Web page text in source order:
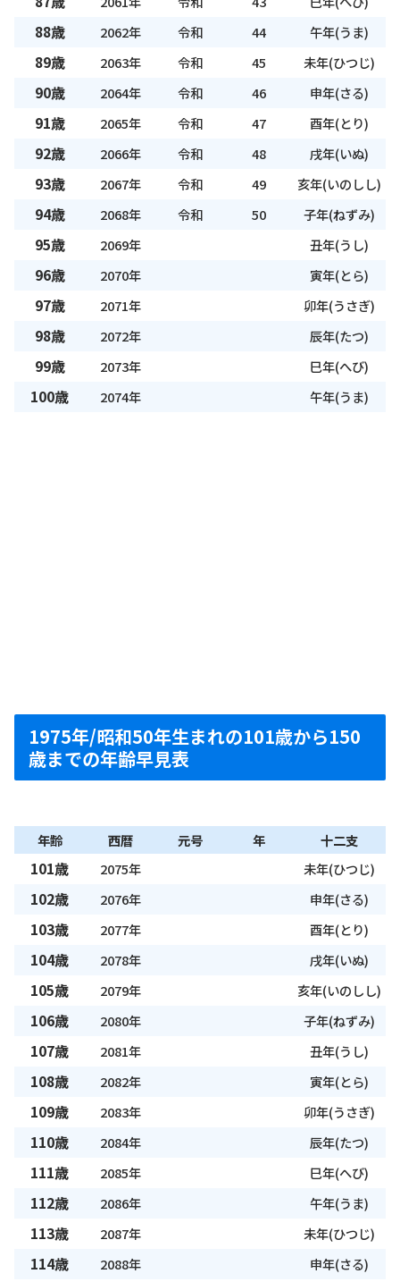
88歳 2062年 令和 44 午年(うま)
89歳 2063年 令和 45 未年(ひつじ)
90歳 2064年 令和 46 申年(さる)
91歳 2065年 令和 47 酉年(とり)
92歳 2066年 令和 48 戌年(いぬ)
93歳 2067年 令和 49 亥年(いのしし)
94歳 2068年 令和 50 子年(ねずみ)
95歳 2069年 丑年(うし)
96歳 2070年 寅年(とら)
97歳 2071年 卯年(うさぎ)
98歳 2072年 辰年(たつ)
99歳 2073年 巳年(へび)
100歳 2074年 午年(うま)
1975年/昭和50年生まれの101歳から150
歳までの年齢早見表
年齢 西暦 元号 年 十二支
101歳 2075年 未年(ひつじ)
102歳 2076年 申年(さる)
103歳 2077年 酉年(とり)
104歳 2078年 戌年(いぬ)
105歳 2079年 亥年(いのしし)
106歳 2080年 子年(ねずみ)
107歳 2081年 丑年(うし)
108歳 2082年 寅年(とら)
109歳 2083年 卯年(うさぎ)
110歳 2084年 辰年(たつ)
111歳 2085年 巳年(へび)
112歳 2086年 午年(うま)
113歳 2087年 未年(ひつじ)
114歳 2088年 申年(さる)